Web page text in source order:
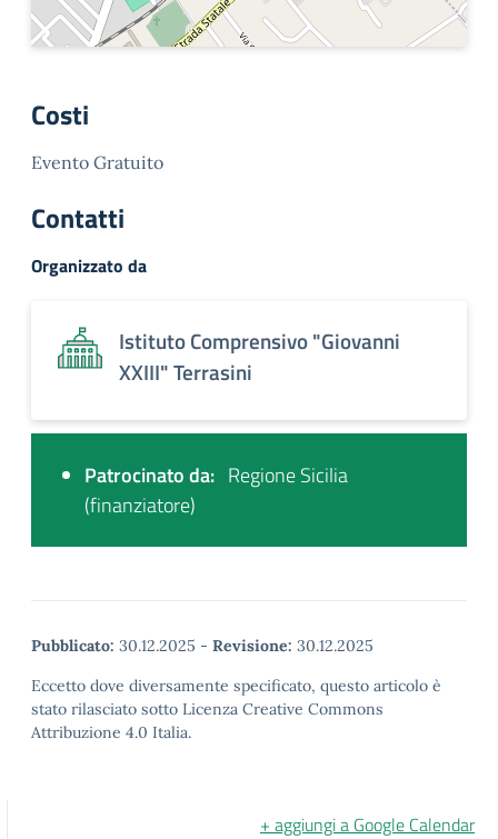
Costi
Evento Gratuito
Contatti
Organizzato da
Istituto Comprensivo "Giovanni
XXIII" Terrasini
Patrocinato da: Regione Sicilia
(finanziatore)
Pubblicato: 30.12.2025 - Revisione: 30.12.2025
Eccetto dove diversamente specificato, questo articolo è
stato rilasciato sotto Licenza Creative Commons
Attribuzione 4.0 Italia.
+ aggiungi a Google Calendar